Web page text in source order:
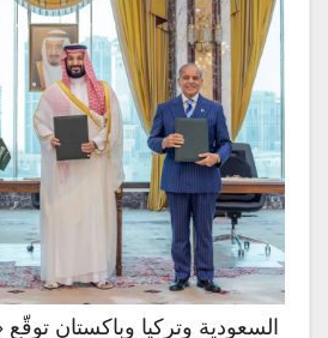
السعودية وتركيا وباكستان توقّع